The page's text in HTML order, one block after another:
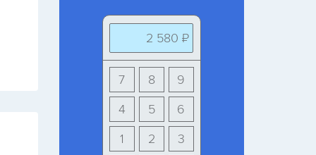
2 580 ₽
9
8
7
6
5
4
3
2
1